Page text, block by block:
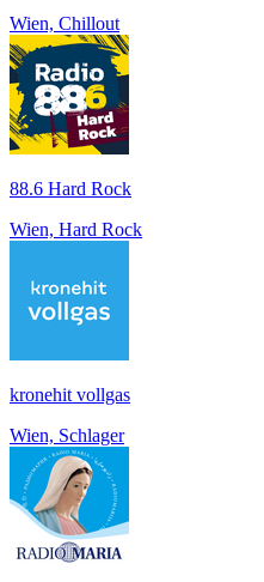
Wien, Chillout
88.6 Hard Rock
Wien, Hard Rock
kronehit vollgas
Wien, Schlager